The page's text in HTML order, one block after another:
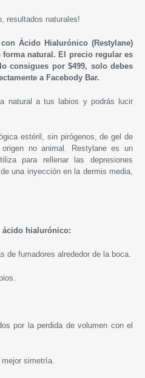
resultados naturales!
con Ácido Hialurónico (Restylane)
natural. El precio regular es
consigues por $499, solo debes
a Facebody Bar.
natural a tus labios y podrás lucir
estéril, sin pirógenos, de gel de
no animal. Restylanees un
para rellenar las depresiones
una inyección en la dermis media,
ácido hialurónico:
de fumadores alrededor de la boca.
por la perdida de volumen con el
simetría.